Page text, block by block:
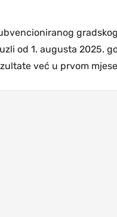
od 1. augusta 2025.
već u prvom